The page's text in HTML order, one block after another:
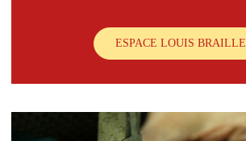
ESPACE LOUIS BRAILLE